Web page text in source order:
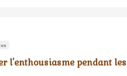
l'enthousiasme pendant les